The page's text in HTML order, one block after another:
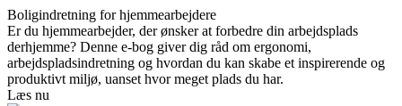
Boligindretning for hjemmearbejdere
Er du hjemmearbejder, der ønsker at forbedre din arbejdsplads
derhjemme? Denne e-bog giver dig råd om ergonomi,
arbejdspladsindretning og hvordan du kan skabe et inspirerende og
produktivt miljø, uanset hvor meget plads du har.
Læs nu